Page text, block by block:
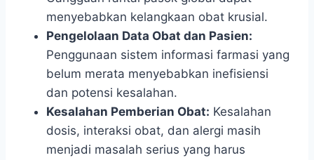
menyebabkan kelangkaan obat krusial.
Pengelolaan Data Obat dan Pasien:
Penggunaan sistem informasi farmasi yang
belum merata menyebabkan inefisiensi
dan potensi kesalahan.
Kesalahan Pemberian Obat: Kesalahan
dosis, interaksi obat, dan alergi masih
menjadi masalah serius yang harus